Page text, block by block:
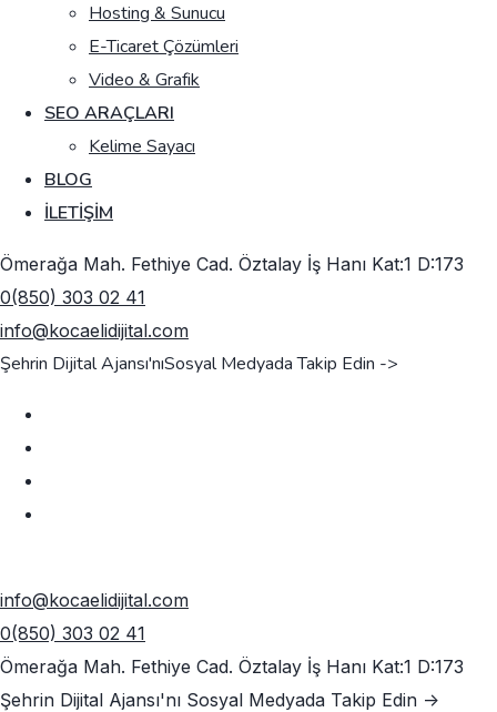
Hosting & Sunucu
E-Ticaret Çözümleri
Video & Grafik
SEO ARAÇLARI
Kelime Sayacı
BLOG
İLETIŞIM
Ömerağa Mah. Fethiye Cad. Öztalay İş Hanı Kat:1 D:173
0(850) 303 02 41
info@kocaelidijital.com
Şehrin Dijital Ajansı'nıSosyal Medyada Takip Edin ->
info@kocaelidijital.com
0(850) 303 02 41
Ömerağa Mah. Fethiye Cad. Öztalay İş Hanı Kat:1 D:173
Şehrin Dijital Ajansı'nı Sosyal Medyada Takip Edin ->